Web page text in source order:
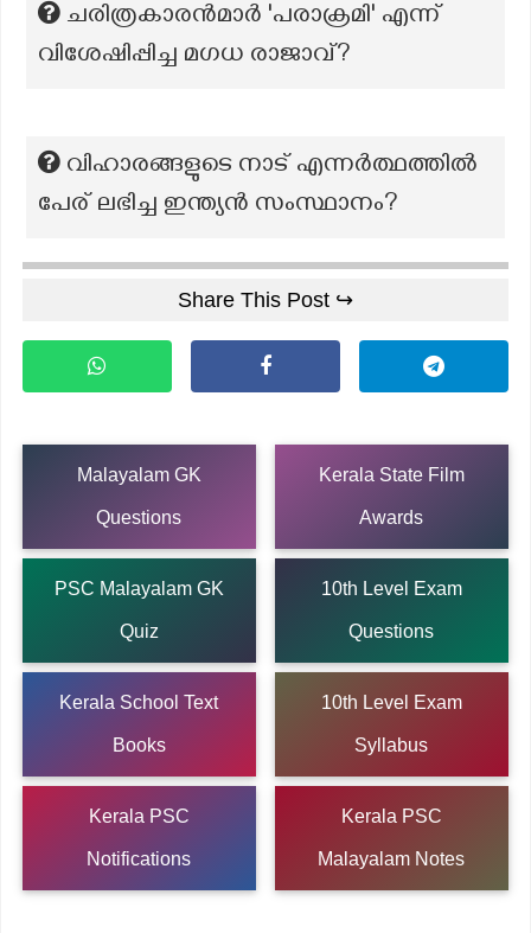
ചരിത്രകാരൻമാർ 'പരാക്രമി' എന്ന്
വിശേഷിപ്പിച്ച മഗധ രാജാവ്?
വിഹാരങ്ങളുടെ നാട് എന്നർത്ഥത്തിൽ
പേര് ലഭിച്ച ഇന്ത്യൻ സംസ്ഥാനം?
Share This Post ↪
Malayalam GK
Questions
Kerala State Film
Awards
PSC Malayalam GK
Quiz
10th Level Exam
Questions
Kerala School Text
Books
10th Level Exam
Syllabus
Kerala PSC
Notifications
Kerala PSC
Malayalam Notes